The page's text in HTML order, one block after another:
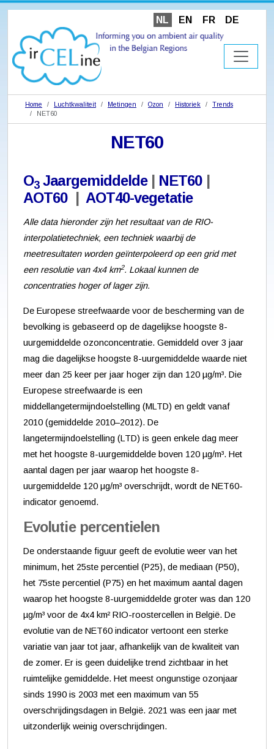
NL EN FR DE
Home Luchtkwaliteit Metingen Ozon Historiek
Trends
NET60
NET60
O3Jaargemiddelde NET60|
AOT60| AOT40-vegetatie
Alle data hieronder zijn het resultaat van de RIO-
interpolatietechniek, een techniek waarbij de
meetresultaten worden geïnterpoleerd op een grid met
een resolutie van 4x4 km2. Lokaal kunnen de
concentraties hoger of lager zijn.
De Europese streefwaarde voor de bescherming van de
bevolking is gebaseerd op de dagelijkse hoogste 8-
uurgemiddelde ozonconcentratie. Gemiddeld over 3 jaar
mag die dagelijkse hoogste 8-uurgemiddelde waarde niet
meer dan 25 keer per jaar hoger zijn dan 120 µg/m³. Die
Europese streefwaarde is een
middellangetermijndoelstelling (MLTD) en geldt vanaf
2010 (gemiddelde 2010–2012). De
langetermijndoelstelling (LTD) is geen enkele dag meer
met het hoogste 8-uurgemiddelde boven 120 µg/m³. Het
aantal dagen per jaar waarop het hoogste 8-
uurgemiddelde 120 μg/m³ overschrijdt, wordt de NET60-
indicator genoemd.
Evolutie percentielen
De onderstaande figuur geeft de evolutie weer van het
minimum, het 25ste percentiel (P25), de mediaan (P50),
het 75ste percentiel (P75) en het maximum aantal dagen
waarop het hoogste 8-uurgemiddelde groter was dan 120
µg/m³ voor de 4x4 km² RIO-roostercellen in België. De
evolutie van de NET60 indicator vertoont een sterke
variatie van jaar tot jaar, afhankelijk van de kwaliteit van
de zomer. Er is geen duidelijke trend zichtbaar in het
ruimtelijke gemiddelde. Het meest ongunstige ozonjaar
sinds 1990 is 2003 met een maximum van 55
overschrijdingsdagen in België. 2021 was een jaar met
uitzonderlijk weinig overschrijdingen.